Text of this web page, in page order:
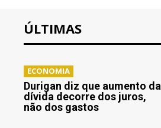
ÚLTIMAS
ECONOMIA
Durigan diz que aumento da
dívida decorre dos juros,
não dos gastos